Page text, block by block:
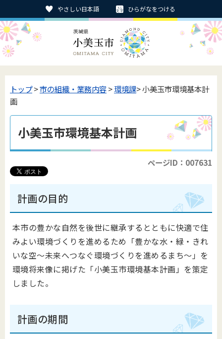
やさしい日本語 ひらがなをつける
トップ>市の組織・業務内容>環境課> 小美玉市環境基本計
画
小美玉市環境基本計画
ページID：007631
計画の目的
本市の豊かな自然を後世に継承するとともに快適で住
みよい環境づくりを進めるため「豊かな水・緑・きれ
いな空～未来へつなぐ環境づくりを進めるまち～」を
環境将来像に掲げた「小美玉市環境基本計画」を策定
しました。
計画の期間